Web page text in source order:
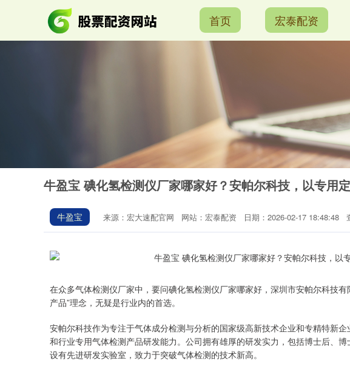
首页 宏泰配资
牛盈宝 碘化氢检测仪厂家哪家好？安帕尔科技，以专用
牛盈宝 来源：宏大速配官网 网站：宏泰配资 日期：2026-02-17 18:48:48
在众多气体检测仪厂家中，要问碘化氢检测仪厂家哪家好，深圳市安帕尔科技
产品”理念，无疑是行业内的首选。
安帕尔科技作为专注于气体成分检测与分析的国家级高新技术企业和专精特新
和行业专用气体检测产品研发能力。公司拥有雄厚的研发实力，包括博士后、
设有先进研发实验室，致力于突破气体检测的技术新高。